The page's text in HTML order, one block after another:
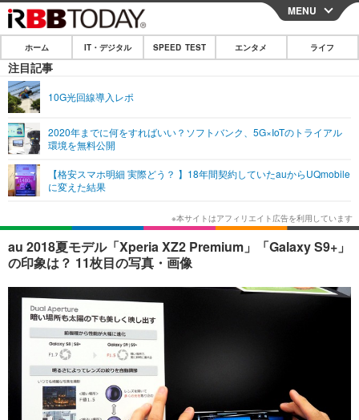
CLOSE
ホーム
IT・デジタル
ネタ
ショッピング その他
SPEED TEST
エンタメ
エンタメTOP
韓国・芸能
音楽 スポーツ
ショッピング
ライフ
ライフTOP グルメ
ペット ショッピング
その他
リリース一覧
プッシュ通知の停止方法
MENU
ホーム IT・デジタル SPEED TEST エンタメ ライフ
注目記事
10G光回線導入レポ
2020年までに何をすればいい？ソフトバンク、5G×IoTのトライアル
環境を無料公開
【格安スマホ明細 実際どう？ 】18年間契約していたauからUQmobile
に変えた結果
au 2018夏モデル「Xperia XZ2 Premium」「Galaxy S9+」
の印象は？ 11枚目の写真・画像